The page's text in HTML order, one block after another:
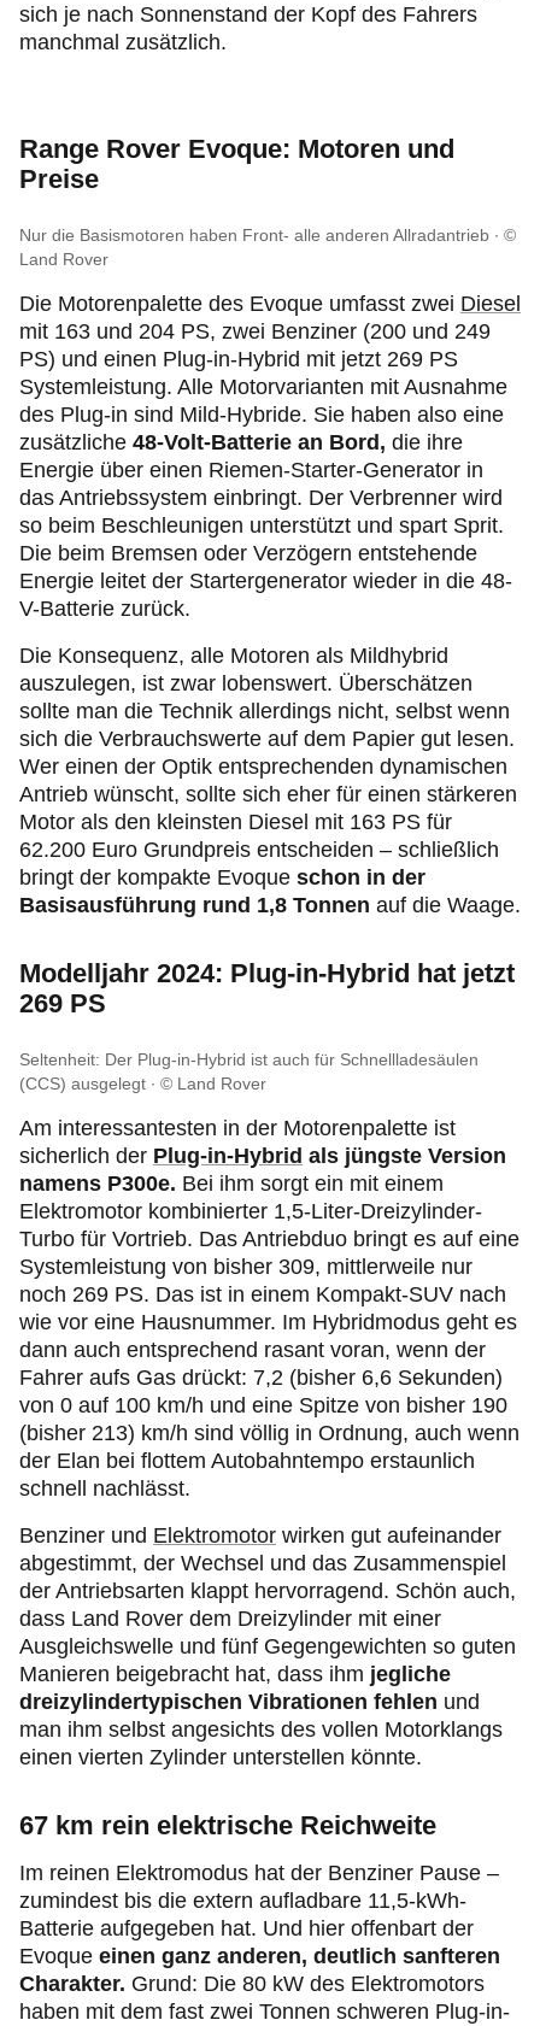
sich je nach Sonnenstand der Kopf des Fahrers
manchmal zusätzlich.
Range Rover Evoque: Motoren und
Preise
Nur die Basismotoren haben Front- alle anderen Allradantrieb
©
Land Rover
Die Motorenpalette des Evoque umfasst zwei Diesel
mit 163 und 204 PS, zwei Benziner (200 und 249
PS) und einen Plug‑in-Hybrid mit jetzt 269 PS
Systemleistung. Alle Motorvarianten mit Ausnahme
des Plug‑in sind Mild-Hybride. Sie haben also eine
zusätzliche 48-Volt-Batterie an Bord, die ihre
Energie über einen Riemen-Starter-Generator in
das Antriebssystem einbringt. Der Verbrenner wird
so beim Beschleunigen unterstützt und spart Sprit.
Die beim Bremsen oder Verzögern entstehende
Energie leitet der Startergenerator wieder in die 48-
V-Batterie zurück.
Die Konsequenz, alle Motoren als Mildhybrid
auszulegen, ist zwar lobenswert. Überschätzen
sollte man die Technik allerdings nicht, selbst wenn
sich die Verbrauchswerte auf dem Papier gut lesen.
Wer einen der Optik entsprechenden dynamischen
Antrieb wünscht, sollte sich eher für einen stärkeren
Motor als den kleinsten Diesel mit 163 PS für
62.200 Euro Grundpreis entscheiden – schließlich
bringt der kompakte Evoque schon in der
Basisausführung rund 1,8 Tonnen auf die Waage.
Modelljahr 2024: Plug‑in-Hybrid hat jetzt
269 PS
Seltenheit: Der Plug-in-Hybrid ist auch für Schnellladesäulen
(CCS) ausgelegt
© Land Rover
Am interessantesten in der Motorenpalette ist
sicherlich der Plug‑in-Hybrid als jüngste Version
namens P300e. Bei ihm sorgt ein mit einem
Elektromotor kombinierter 1,5-Liter-Dreizylinder-
Turbo für Vortrieb. Das Antriebduo bringt es auf eine
Systemleistung von bisher 309, mittlerweile nur
noch 269 PS. Das ist in einem Kompakt-SUV nach
wie vor eine Hausnummer. Im Hybridmodus geht es
dann auch entsprechend rasant voran, wenn der
Fahrer aufs Gas drückt: 7,2 (bisher 6,6 Sekunden)
von 0 auf 100 km/h und eine Spitze von bisher 190
(bisher 213) km/h sind völlig in Ordnung, auch wenn
der Elan bei flottem Autobahntempo erstaunlich
schnell nachlässt.
Benziner und Elektromotor wirken gut aufeinander
abgestimmt, der Wechsel und das Zusammenspiel
der Antriebsarten klappt hervorragend. Schön auch,
dass Land Rover dem Dreizylinder mit einer
Ausgleichswelle und fünf Gegengewichten so guten
Manieren beigebracht hat, dass ihm jegliche
dreizylindertypischen Vibrationen fehlen und
man ihm selbst angesichts des vollen Motorklangs
einen vierten Zylinder unterstellen könnte.
67 km rein elektrische Reichweite
Im reinen Elektromodus hat der Benziner Pause –
zumindest bis die extern aufladbare 11,5-kWh-
Batterie aufgegeben hat. Und hier offenbart der
Evoque einen ganz anderen, deutlich sanfteren
Charakter. Grund: Die 80 kW des Elektromotors
haben mit dem fast zwei Tonnen schweren Plug‑in-